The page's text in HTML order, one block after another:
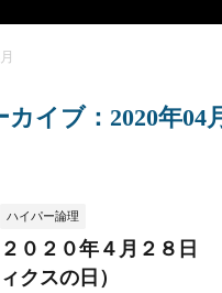
カイブ：2020年04
ハイパー論理
２０２０年４月２８日
ィクスの日）